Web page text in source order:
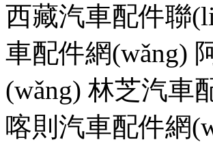
西藏汽車配件聯
車配件網(wǎng)
(wǎng) 林芝汽車
喀則汽車配件網